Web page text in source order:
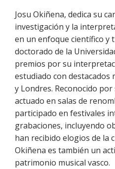
Josu Okiñena, dedica su
investigación y la
en un enfoque científico y
doctorado de la
premios por su
estudiado con destacados
y Londres. Reconocido
actuado en salas de
participado en festivales
grabaciones, incluyendo
han recibido elogios de la
Okiñena es también un
patrimonio musical vasco.